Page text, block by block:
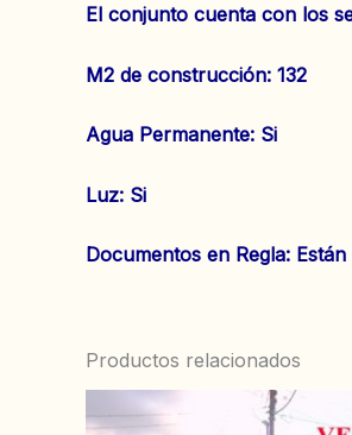
El conjunto cuenta con los
M2 de construcción: 132
Agua Permanente: Si
‌Luz: Si
‌‌Documentos en Regla:
Productos relacionados